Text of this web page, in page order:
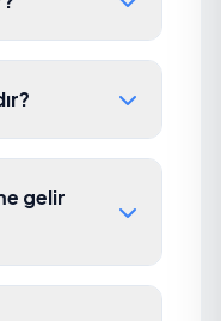
gelir